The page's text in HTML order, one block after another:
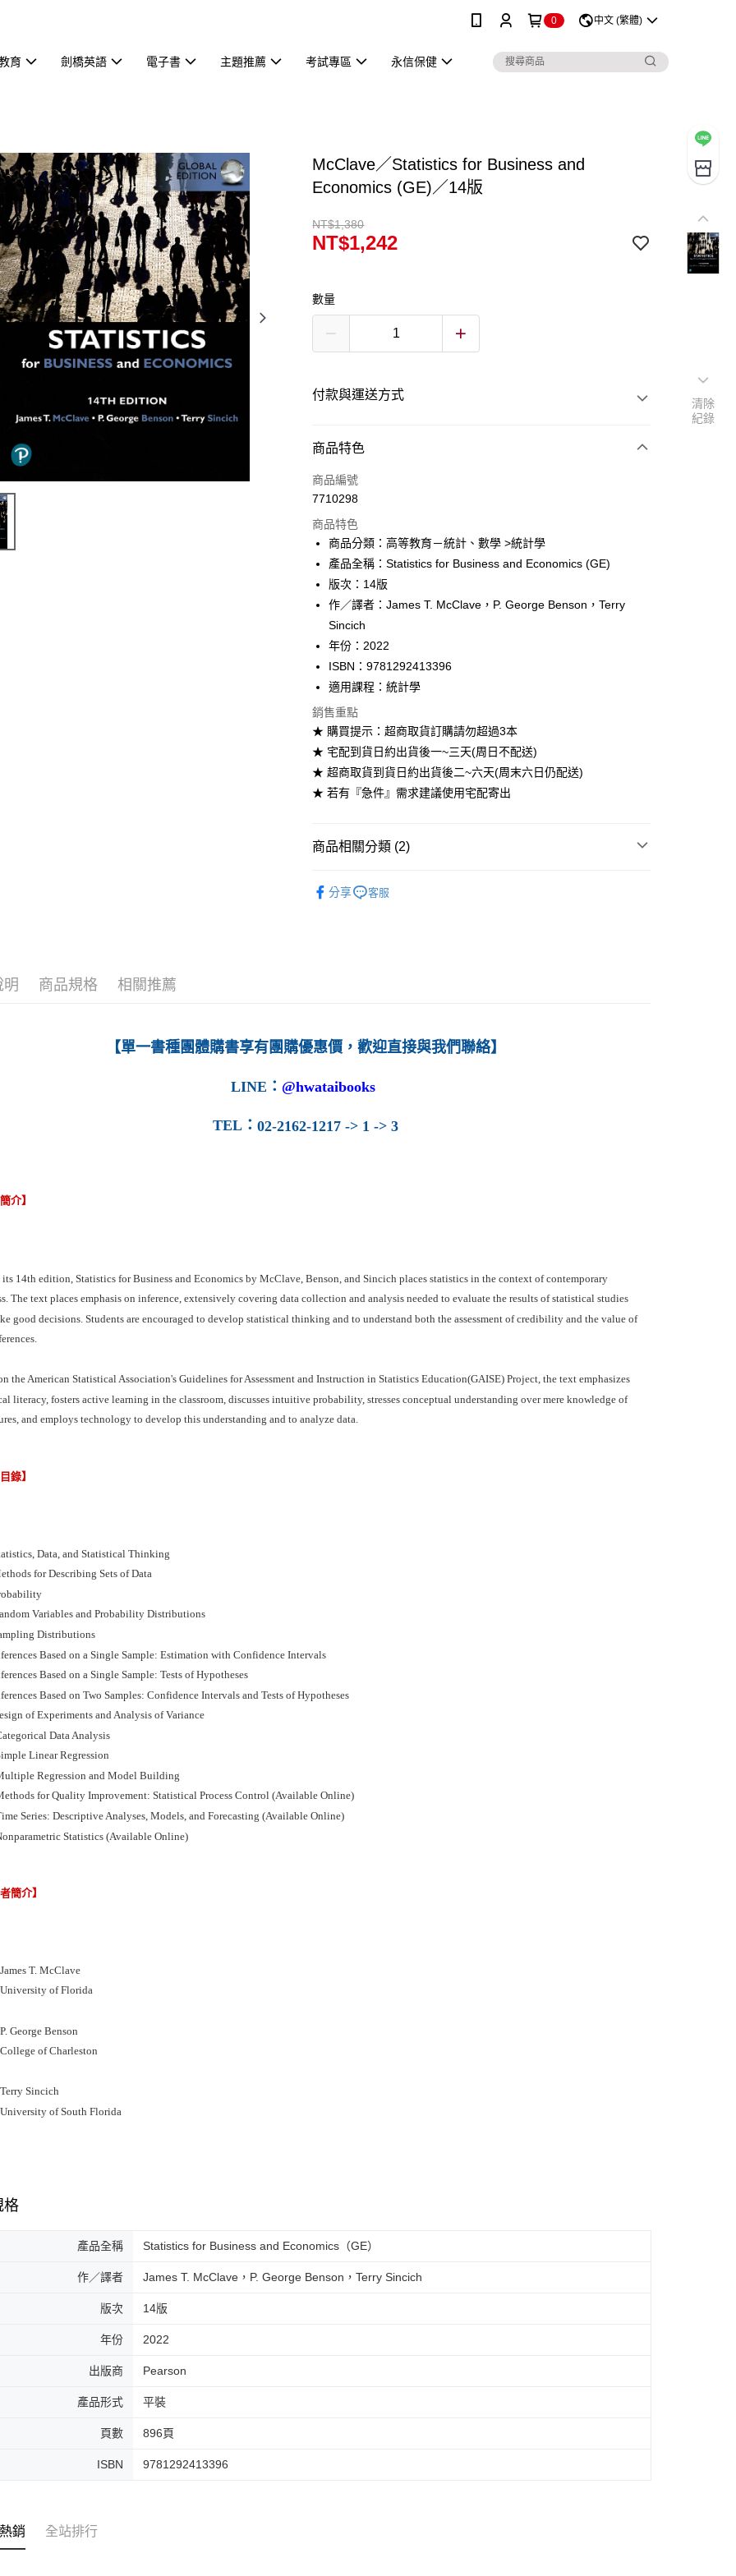
0 中文 (繁體)
育 劍橋英語 電子書 主題推薦 考試專區 永信保健
McClave／Statistics for Business and
Economics (GE)／14版
NT$1,380
NT$1,242
數量
付款與運送方式
付款方式
信用卡一次付款
Apple Pay
Google Pay
ATM付款
運送方式
全家取貨付款
每筆NT$60
付款後全家取貨
每筆NT$60
7-11取貨付款
付款後7-11取貨
宅配-台灣本島
商品特色
商品編號
7710298
商品特色
商品分類：高等教育－統計、數學 >統計學
產品全稱：Statistics for Business and Economics (GE)
版次：14版
作／譯者：James T. McClave，P. George Benson，Terry
Sincich
年份：2022
ISBN：9781292413396
適用課程：統計學
銷售重點
★ 購買提示：超商取貨訂購請勿超過3本
★ 宅配到貨日約出貨後一~三天(周日不配送)
★ 超商取貨到貨日約出貨後二~六天(周末六日仍配送)
★ 若有『急件』需求建議使用宅配寄出
商品相關分類 (2)
分享 客服
明 商品規格 相關推薦
【單一書種團體購書享有團購優惠價，歡迎直接與我們聯絡】
LINE ： @hwataibooks
TEL： 02-2162-1217 -> 1 -> 3
介】
14th edition, Statistics for Business and Economics by McClave, Benson, and Sincich places statistics in the context of contemporary
The text places emphasis on inference, extensively covering data collection and analysis needed to evaluate the results of statistical studies
good decisions. Students are encouraged to develop statistical thinking and to understand both the assessment of credibility and the value of
the American Statistical Association's Guidelines for Assessment and Instruction in Statistics Education(GAISE) Project, the text emphasizes
literacy, fosters active learning in the classroom, discusses intuitive probability, stresses conceptual understanding over mere knowledge of
and employs technology to develop this understanding and to analyze data.
錄】
Data, and Statistical Thinking
for Describing Sets of Data
Variables and Probability Distributions
Distributions
Based on a Single Sample: Estimation with Confidence Intervals
Based on a Single Sample: Tests of Hypotheses
Based on Two Samples: Confidence Intervals and Tests of Hypotheses
of Experiments and Analysis of Variance
Data Analysis
Linear Regression
Regression and Model Building
for Quality Improvement: Statistical Process Control (Available Online)
Series: Descriptive Analyses, Models, and Forecasting (Available Online)
Statistics (Available Online)
簡介】
T. McClave
of Florida
George Benson
of Charleston
Sincich
of South Florida
格
產品全稱 Statistics for Business and Economics（GE）
作／譯者 James T. McClave，P. George Benson，Terry Sincich
版次 14版
年份 2022
出版商 Pearson
產品形式 平裝
頁數 896頁
ISBN 9781292413396
銷 全站排行
清除
紀錄